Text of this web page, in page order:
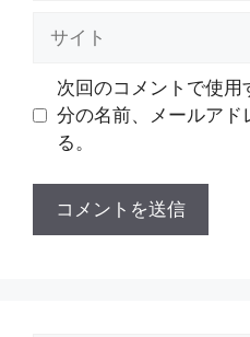
次回のコメントで使用
分の名前、メールアド
る。